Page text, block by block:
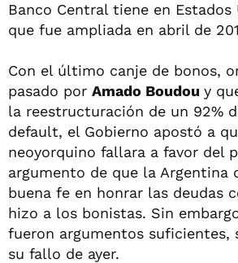
Banco Central tiene en Estados
que fue ampliada en abril de
Con el último canje de bonos,
pasado por Amado Boudou y
la reestructuración de un 92%
default, el Gobierno apostó a
neoyorquino fallara a favor del
argumento de que la Argentina
buena fe en honrar las deudas
hizo a los bonistas. Sin
fueron argumentos suficientes,
su fallo de ayer.